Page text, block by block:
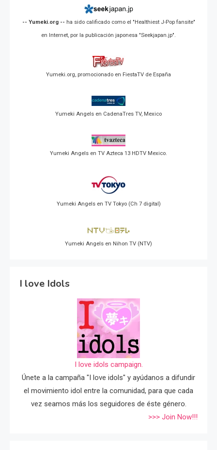
-- Yumeki.org -- ha sido calificado como el "Healthiest J-Pop fansite"
en Internet, por la publicación japonesa "Seekjapan.jp".
Yumeki.org, promocionado en FiestaTV de España
Yumeki Angels en CadenaTres TV, Mexico
Yumeki Angels en TV Azteca 13 HDTV Mexico.
Yumeki Angels en TV Tokyo (Ch 7 digital)
Yumeki Angels en Nihon TV (NTV)
I love Idols
I love idols campaign.
Únete a la campaña "I love idols" y ayúdanos a difundir
el movimiento idol entre la comunidad, para que cada
vez seamos más los seguidores de éste género.
>>> Join Now!!!